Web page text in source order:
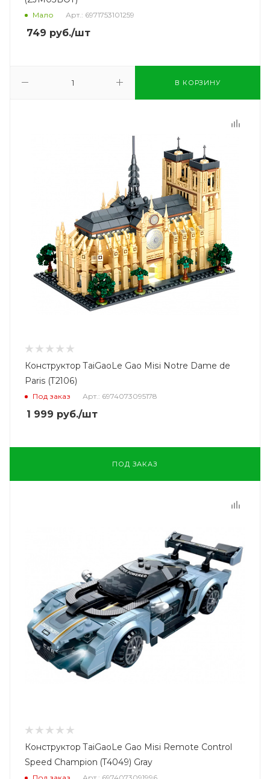
Мало Арт.: 6971753101259
749 руб./шт
В КОРЗИНУ
Конструктор TaiGaoLe Gao Misi Notre Dame de
Paris (T2106)
Под заказ Арт.: 6974073095178
1 999 руб./шт
ПОД ЗАКАЗ
Конструктор TaiGaoLe Gao Misi Remote Control
Speed Champion (T4049) Gray